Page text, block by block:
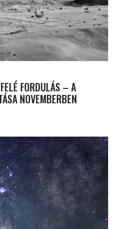
FORDULÁS – A
NOVEMBERBEN